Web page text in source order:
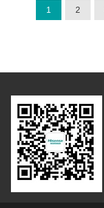
1 2